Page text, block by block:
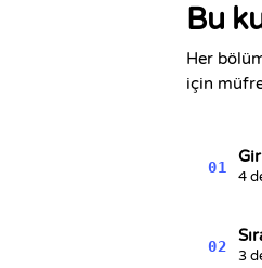
Bu
Her
için
01
4
02
3